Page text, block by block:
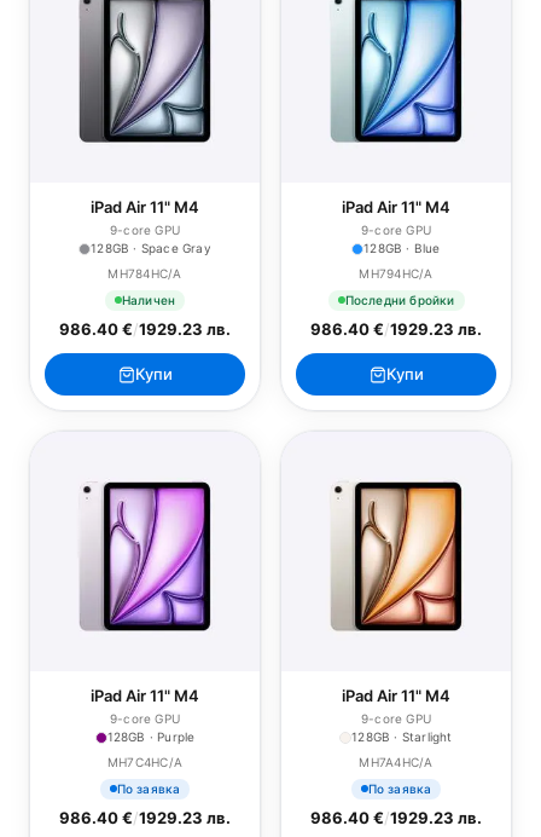
iPad Air 11" M4
9-core GPU
128GB · Space Gray
MH784HC/A
Наличен
986.40 €/1929.23 лв.
Купи
iPad Air 11" M4
9-core GPU
128GB · Blue
MH794HC/A
Последни бройки
986.40 €/1929.23 лв.
Купи
iPad Air 11" M4
9-core GPU
128GB · Purple
MH7C4HC/A
По заявка
986.40 €/1929.23 лв.
iPad Air 11" M4
9-core GPU
128GB · Starlight
MH7A4HC/A
По заявка
986.40 €/1929.23 лв.